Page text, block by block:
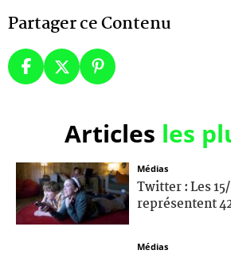
Partager ce Contenu
Articles les
Médias
Twitter : Les
représentent
Médias